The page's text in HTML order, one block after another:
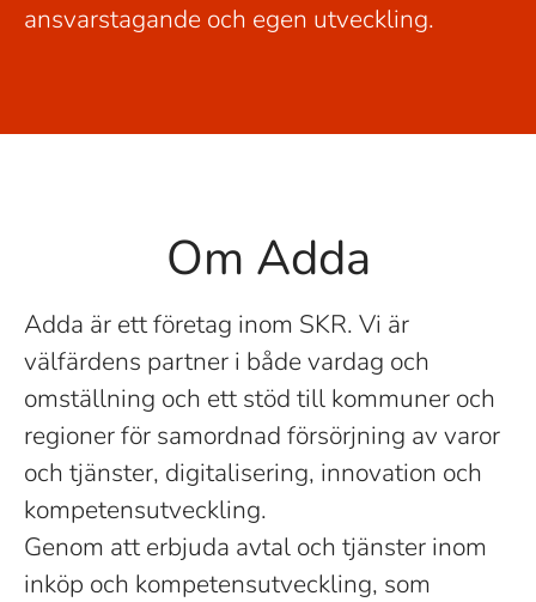
ansvarstagande och egen utveckling.
Om Adda
Adda är ett företag inom SKR. Vi är
välfärdens partner i både vardag och
omställning och ett stöd till kommuner och
regioner för samordnad försörjning av varor
och tjänster, digitalisering, innovation och
kompetensutveckling.
Genom att erbjuda avtal och tjänster inom
inköp och kompetensutveckling, som